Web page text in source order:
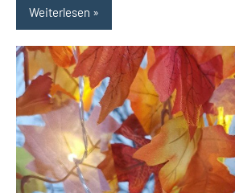
Weiterlesen